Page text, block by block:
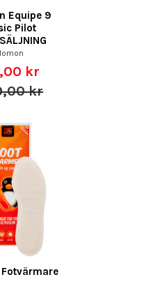
Equipe 9
Pilot
kr
kr
Fotvärmare